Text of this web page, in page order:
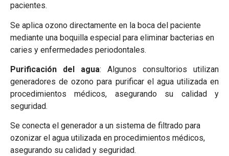
pacientes.
Se aplica ozono directamente en la boca del paciente
mediante una boquilla especial para eliminar bacterias en
caries y enfermedades periodontales.
Purificación del agua: Algunos consultorios utilizan
generadores de ozono para purificar el agua utilizada en
procedimientos médicos, asegurando su calidad y
seguridad.
Se conecta el generador a un sistema de filtrado para
ozonizar el agua utilizada en procedimientos médicos,
asegurando su calidad y seguridad.